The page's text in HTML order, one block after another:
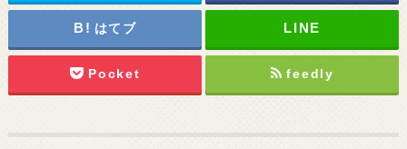
はてブ
Pocket feedly